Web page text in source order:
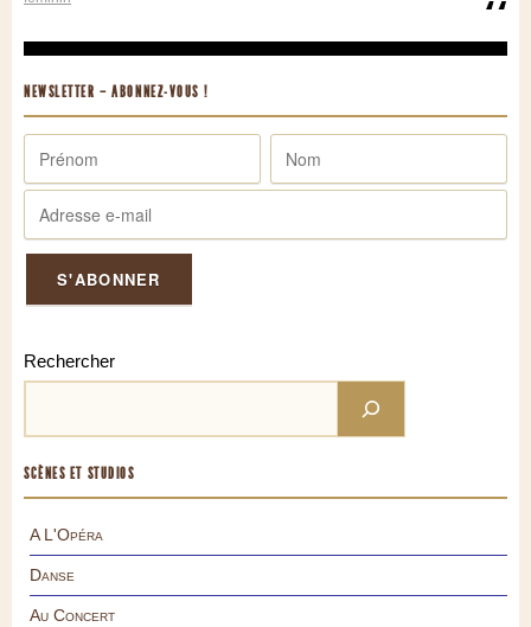
NEWSLETTER – ABONNEZ-VOUS !
Rechercher
SCÈNES ET STUDIOS
A L'Opéra
Danse
Au Concert